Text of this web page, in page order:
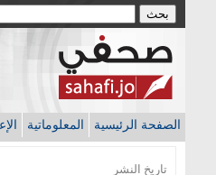
الصفحة الرئيسية المعلوماتية
تاريخ النشر